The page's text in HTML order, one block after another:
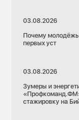
03.08.2026
Почему молодёжь
первых уст
03.08.2026
Зумеры и
стажировку на